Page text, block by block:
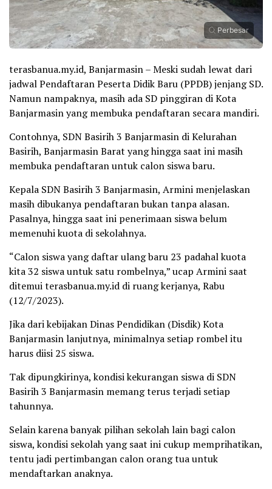
Perbesar
terasbanua.my.id, Banjarmasin – Meski sudah lewat dari
jadwal Pendaftaran Peserta Didik Baru (PPDB) jenjang SD.
Namun nampaknya, masih ada SD pinggiran di Kota
Banjarmasin yang membuka pendaftaran secara mandiri.
Contohnya, SDN Basirih 3 Banjarmasin di Kelurahan
Basirih, Banjarmasin Barat yang hingga saat ini masih
membuka pendaftaran untuk calon siswa baru.
Kepala SDN Basirih 3 Banjarmasin, Armini menjelaskan
masih dibukanya pendaftaran bukan tanpa alasan.
Pasalnya, hingga saat ini penerimaan siswa belum
memenuhi kuota di sekolahnya.
“Calon siswa yang daftar ulang baru 23 padahal kuota
kita 32 siswa untuk satu rombelnya,” ucap Armini saat
ditemui terasbanua.my.id di ruang kerjanya, Rabu
(12/7/2023).
Jika dari kebijakan Dinas Pendidikan (Disdik) Kota
Banjarmasin lanjutnya, minimalnya setiap rombel itu
harus diisi 25 siswa.
Tak dipungkirinya, kondisi kekurangan siswa di SDN
Basirih 3 Banjarmasin memang terus terjadi setiap
tahunnya.
Selain karena banyak pilihan sekolah lain bagi calon
siswa, kondisi sekolah yang saat ini cukup memprihatikan,
tentu jadi pertimbangan calon orang tua untuk
mendaftarkan anaknya.